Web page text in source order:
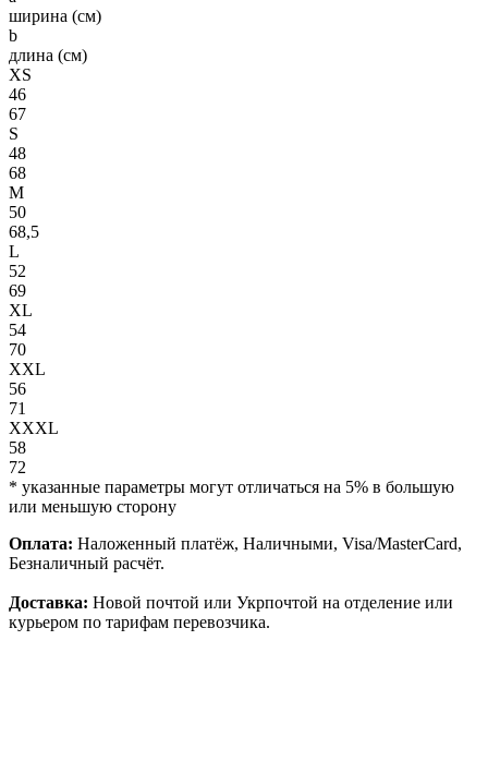
ширина (см)
b
длина (см)
XS
46
67
S
48
68
M
50
68,5
L
52
69
XL
54
70
XXL
56
71
XXXL
58
72
* указанные параметры могут отличаться на 5% в большую
или меньшую сторону
Оплата: Наложенный платёж, Наличными, Visa/MasterCard,
Безналичный расчёт.
Доставка: Новой почтой или Укрпочтой на отделение или
курьером по тарифам перевозчика.